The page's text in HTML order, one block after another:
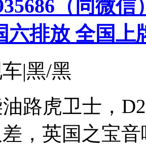
（同微
六排放 全国上
|黑/黑
路虎卫士，
，英国之宝